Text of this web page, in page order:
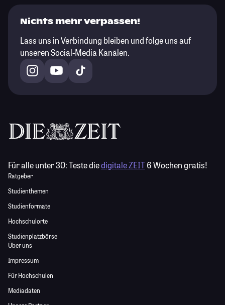
Nichts mehr verpassen!
Lass uns in Verbindung bleiben und folge uns auf
unseren Social-Media Kanälen.
Für alle unter 30:Teste diedigitale ZEIT6 Wochen gratis!
Ratgeber
Studienthemen
Studienformate
Hochschulorte
Studienplatzbörse
Über uns
Impressum
Für Hochschulen
Mediadaten